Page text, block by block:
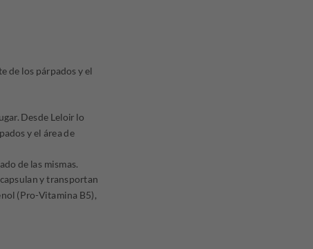
de los párpados y el
Desde Leloir lo
y el área de
de las mismas.
y transportan
(Pro-Vitamina B5),